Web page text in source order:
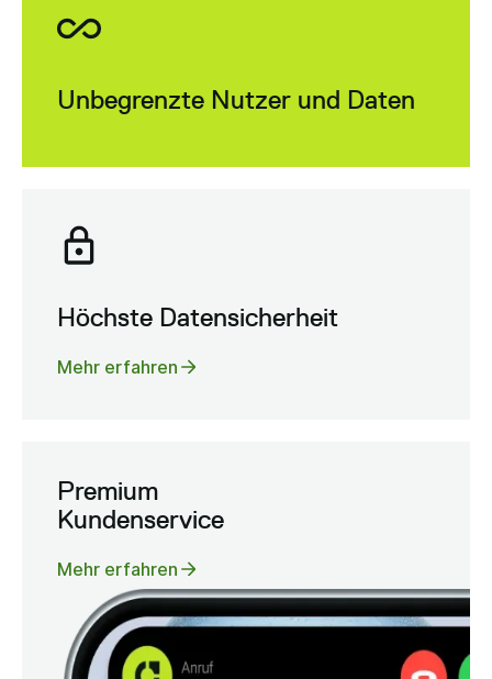
Unbegrenzte Nutzer und Daten
Höchste Datensicherheit
Mehr erfahren
Premium
Kundenservice
Mehr erfahren